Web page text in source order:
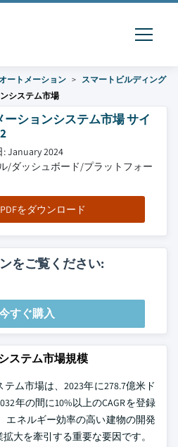
ートメーション
スマートビルディング
システム市場
ションシステム市場 サイ
January 2024
/ダッシュボード/プラットフォー
をダウンロード
をご覧ください:
すぐ購入
ステム市場規模
ム市場は、2023年に278.7億米ド
年の間に10%以上のCAGRを登録
エネルギー効率の高い建物の開発
大を牽引する重要な要因です。